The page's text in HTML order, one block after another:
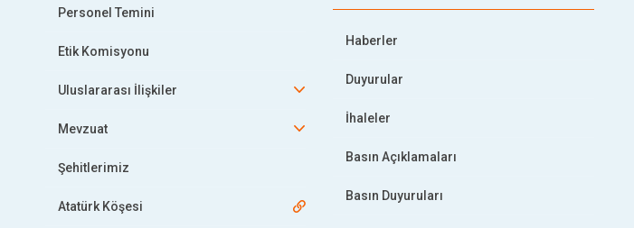
Personel Temini
Etik Komisyonu
Uluslararası İlişkiler
Mevzuat
Şehitlerimiz
Atatürk Köşesi
Haberler
Duyurular
İhaleler
Basın Açıklamaları
Basın Duyuruları